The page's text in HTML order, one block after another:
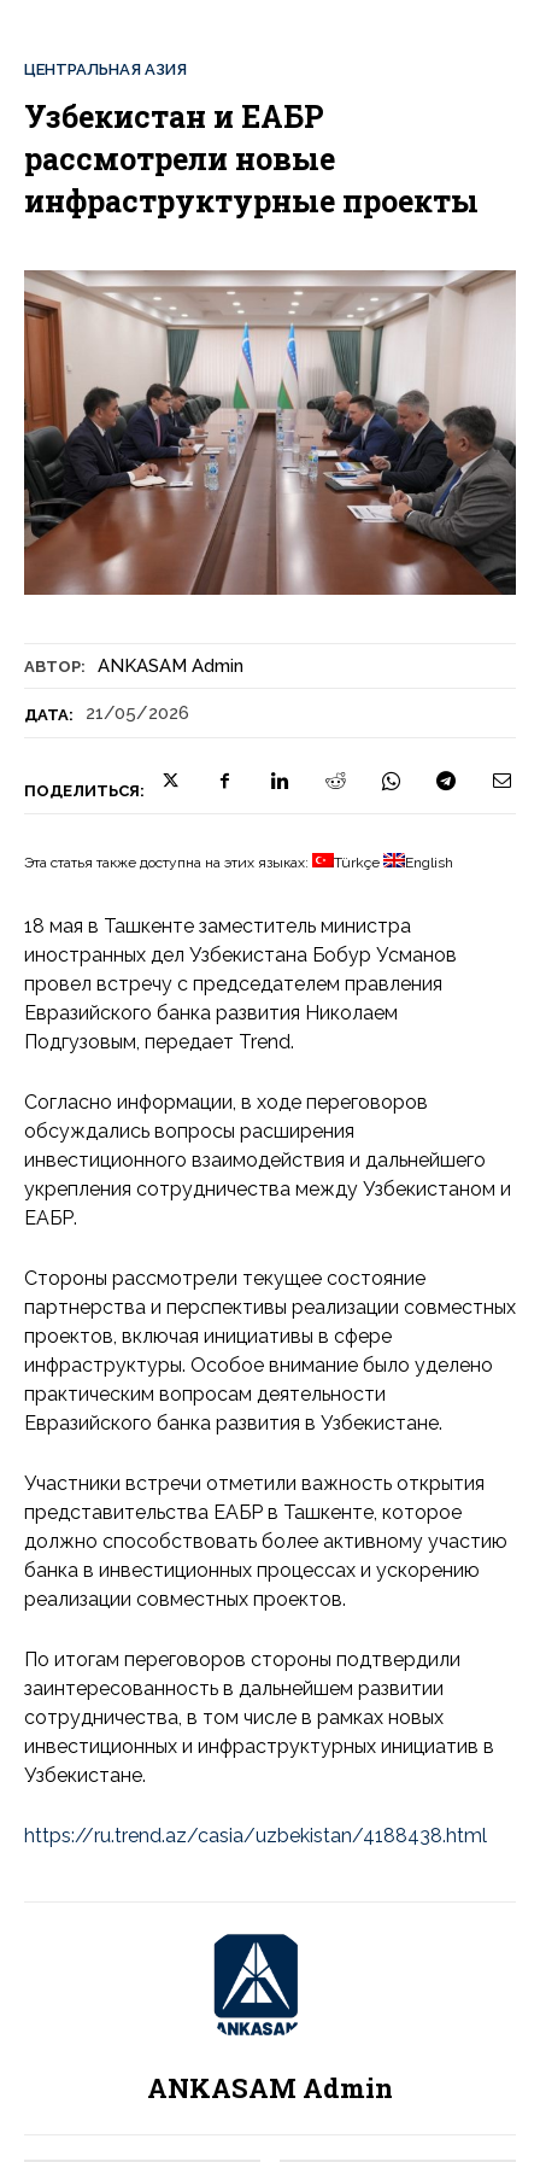
АВТОР: ANKASAM Admin
ДАТА: 21/05/2026
ПОДЕЛИТЬСЯ:
ЦЕНТРАЛЬНАЯ АЗИЯ
Узбекистан и ЕАБР
рассмотрели новые
инфраструктурные проекты
Эта статья также доступна на этих языках: Türkçe English
18 мая в Ташкенте заместитель министра
иностранных дел Узбекистана Бобур Усманов
провел встречу с председателем правления
Евразийского банка развития Николаем
Подгузовым, передает Trend.
Согласно информации, в ходе переговоров
обсуждались вопросы расширения
инвестиционного взаимодействия и дальнейшего
укрепления сотрудничества между Узбекистаном и
ЕАБР.
Стороны рассмотрели текущее состояние
партнерства и перспективы реализации совместных
проектов, включая инициативы в сфере
инфраструктуры. Особое внимание было уделено
практическим вопросам деятельности
Евразийского банка развития в Узбекистане.
Участники встречи отметили важность открытия
представительства ЕАБР в Ташкенте, которое
должно способствовать более активному участию
банка в инвестиционных процессах и ускорению
реализации совместных проектов.
По итогам переговоров стороны подтвердили
заинтересованность в дальнейшем развитии
сотрудничества, в том числе в рамках новых
инвестиционных и инфраструктурных инициатив в
Узбекистане.
https://ru.trend.az/casia/uzbekistan/4188438.html
ANKASAM Admin